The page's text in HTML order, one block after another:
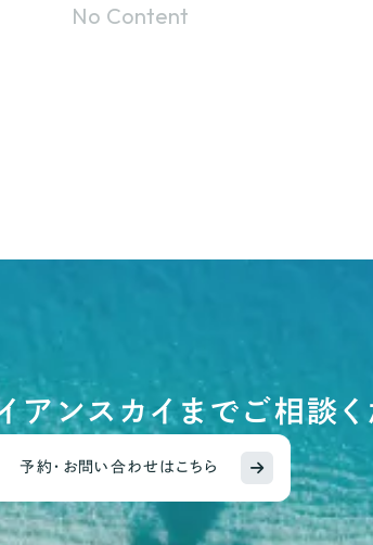
No Content
アンスカイまでご相談
予約・お問い合わせはこちら